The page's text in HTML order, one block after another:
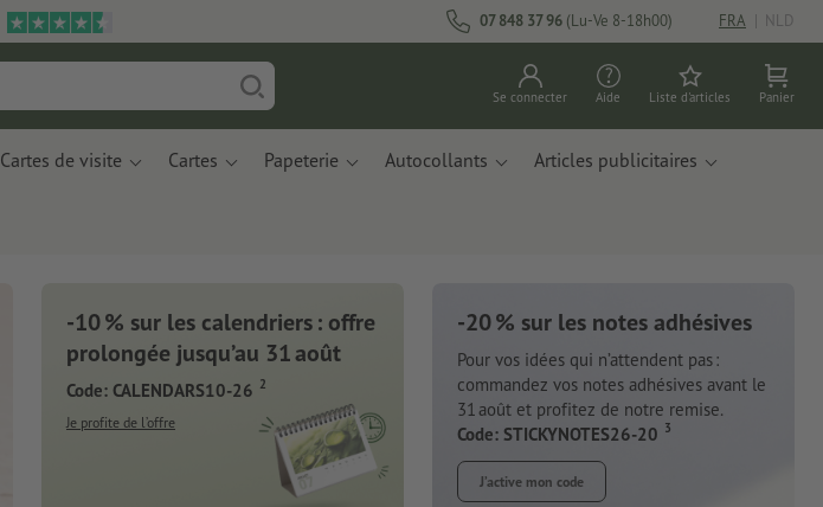
07 848 37 96 (Lu-Ve 8-18h00) FRA | NLD
Se connecter Aide Liste d'articles Panier
Cartes de visite Cartes Papeterie Autocollants Articles publicitaires
-10 % sur les calendriers : offre
prolongée jusqu’au 31 août
Code: CALENDARS10-26 2
Je profite de l’offre
-20 % sur les notes adhésives
Pour vos idées qui n’attendent pas :
commandez vos notes adhésives avant le
31 août et profitez de notre remise.
Code: STICKYNOTES26-20 3
J’active mon code